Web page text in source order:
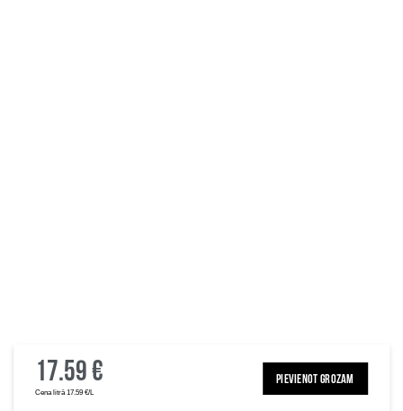
17.59 €
Cena litrā 17.59 €/L
PIEVIENOT GROZAM